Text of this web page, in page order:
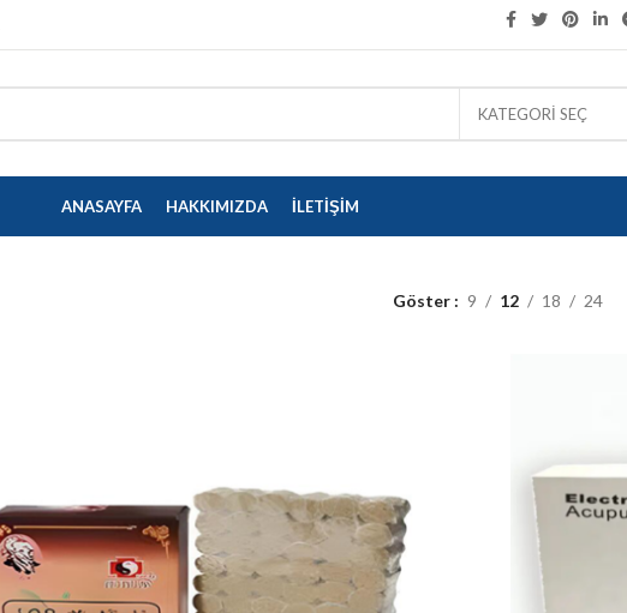
KATEGORI SEÇ
ANASAYFA HAKKIMIZDA İLETIŞIM
Göster 9 12 18 24